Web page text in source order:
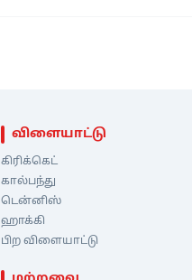
விளையாட்டு
கிரிக்கெட்
கால்பந்து
டென்னிஸ்
ஹாக்கி
பிற விளையாட்டு